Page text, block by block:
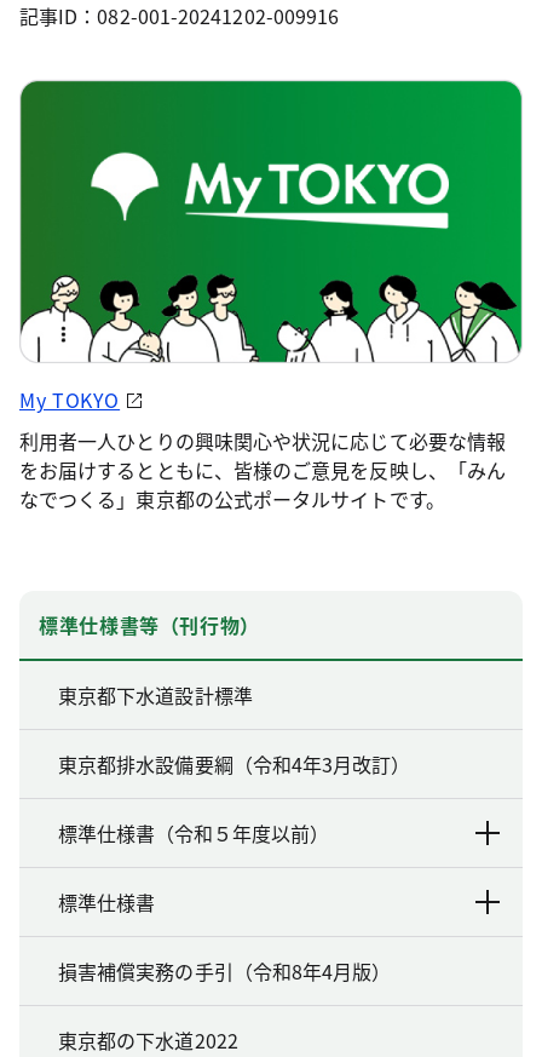
記事ID：082-001-20241202-009916
My TOKYO
利用者一人ひとりの興味関心や状況に応じて必要な情報
をお届けするとともに、皆様のご意見を反映し、「みん
なでつくる」東京都の公式ポータルサイトです。
標準仕様書等（刊行物）
東京都下水道設計標準
東京都排水設備要綱（令和4年3月改訂）
標準仕様書（令和５年度以前）
標準仕様書
損害補償実務の手引（令和8年4月版）
東京都の下水道2022